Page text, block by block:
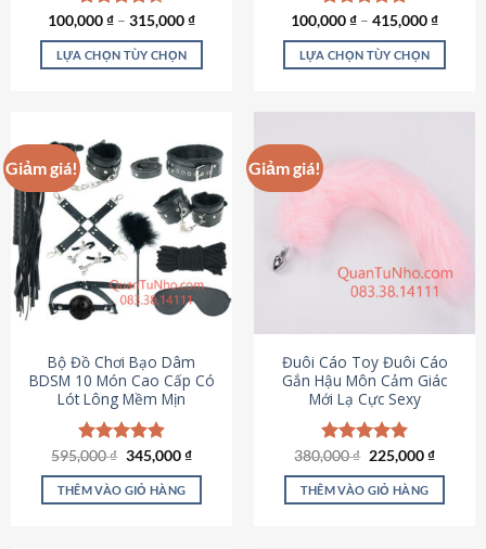
phẩm
Được xếp
hạng4.33
5 sao
100,000₫ – 315,000₫
LỰA CHỌN TÙY CHỌN
có
nhiều
biến
thể.
Các
tùy
chọn
có
chọn
trên
trang
sản
phẩm
Được xếp
hạng4.94
5 sao
100,000₫ – 415,000₫
LỰA CHỌN TÙY CHỌN
biến
thể.
chọn
chọn
trên
trang
sản
phẩm
Giảm giá!
Bộ Đồ Chơi Bạo Dâm
BDSM 10 Món Cao Cấp Có
Lót Lông Mềm Mịn
Được xếp
hạng4.88
5 sao
595,000₫ Giá
là:
595,000 ₫.
345,000₫Giá
tại
THÊM VÀO GIỎ HÀNG
Giảm giá!
Đuôi Cáo Toy Đuôi Cáo
Gắn Hậu Môn Cảm Giác
Mới Lạ Cực Sexy
Được xếp
hạng4.88
5 sao
380,000₫ Giá
là:
380,000 ₫.
225,000₫Giá
tại
THÊM VÀO GIỎ HÀNG